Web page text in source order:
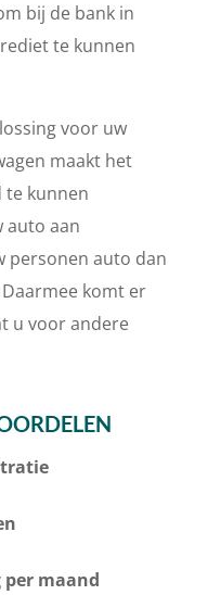
bij de bank in
te kunnen
voor uw
maakt het
te kunnen
auto aan
personen auto dan
komt er
u voor andere
per maand